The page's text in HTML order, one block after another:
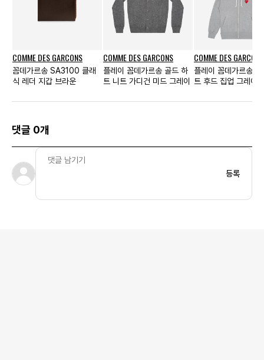
COMME DES GARCONS
꼼데가르송 SA3100 클래
식 레더 지갑 브라운
COMME DES GARCONS
플레이 꼼데가르송 골드 하
트 니트 가디건 미드 그레이
COMME DES GARCONS
플레이 꼼데가르송
트 후드 집업 그레이
댓글 0개
등록